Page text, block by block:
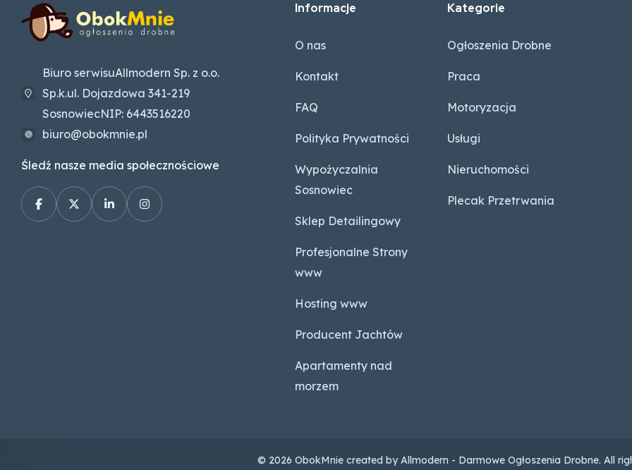
Biuro serwisuAllmodern Sp. z o.o.
Sp.k.ul. Dojazdowa 341-219
SosnowiecNIP: 6443516220
biuro@obokmnie.pl
Śledź nasze media społecznościowe
Informacje
O nas
Kontakt
FAQ
Polityka Prywatności
Wypożyczalnia
Sosnowiec
Sklep Detailingowy
Profesjonalne Strony
www
Hosting www
Producent Jachtów
Apartamenty nad
morzem
Kategorie
Ogłoszenia Drobne
Praca
Motoryzacja
Usługi
Nieruchomości
Plecak Przetrwania
© 2026 ObokMnie created by Allmodern - Darmowe Ogłoszenia Drobne. All